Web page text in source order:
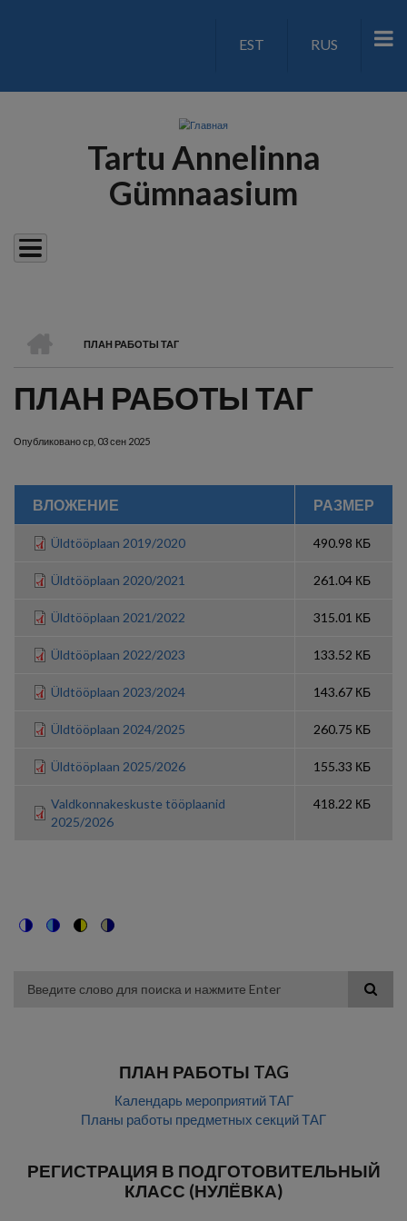
LANGUAGE
EST RUS
Tartu Annelinna
Gümnaasium
СТРОКА
НАВИГАЦИИ
ПЛАН РАБОТЫ ТАГ
ПЛАН РАБОТЫ ТАГ
Опубликованоср, 03 сен 2025
ВЛОЖЕНИЕ РАЗМЕР
Üldtööplaan 2019/2020 490.98 КБ
Üldtööplaan 2020/2021 261.04 КБ
Üldtööplaan 2021/2022 315.01 КБ
Üldtööplaan 2022/2023 133.52 КБ
Üldtööplaan 2023/2024 143.67 КБ
Üldtööplaan 2024/2025 260.75 КБ
Üldtööplaan 2025/2026 155.33 КБ
Valdkonnakeskuste tööplaanid
2025/2026
418.22 КБ
color
themetheme visibilitytheme
ПЛАН РАБОТЫ TAG
Календарь мероприятий ТАГ
Планы работы предметных секций ТАГ
РЕГИСТРАЦИЯ В ПОДГОТОВИТЕЛЬНЫЙ
КЛАСС (НУЛЁВКА)